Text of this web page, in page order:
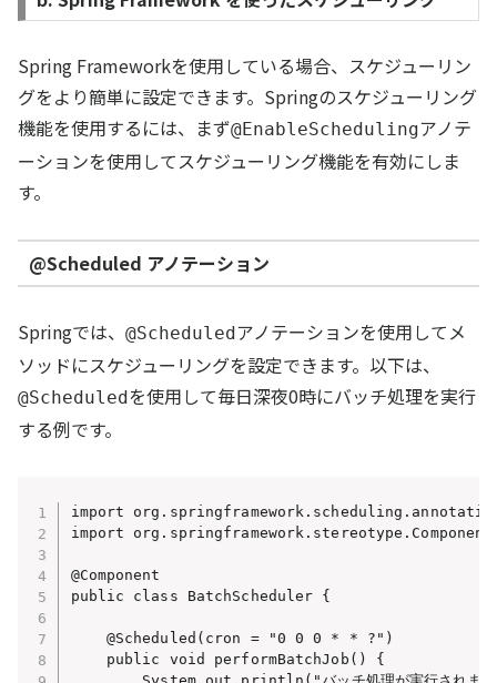
Spring Frameworkを使用している場合、スケジューリン
グをより簡単に設定できます。Springのスケジューリング
機能を使用するには、まず@EnableSchedulingアノテ
ーションを使用してスケジューリング機能を有効にしま
す。
@Scheduled アノテーション
Springでは、 @Scheduledアノテーションを使用してメ
ソッドにスケジューリングを設定できます。以下は、
@Scheduledを使用して毎日深夜0時にバッチ処理を実行
する例です。
import
import
@Component
public class BatchScheduler {
    @Scheduled(cron = "0 0 0 * * ?")
    public void performBatchJob() {